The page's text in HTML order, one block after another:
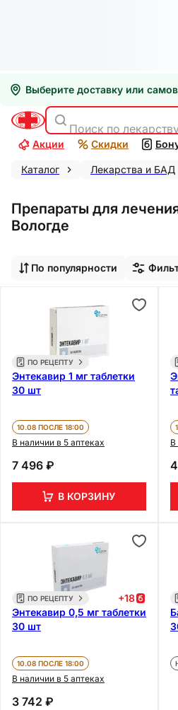
Выберите доставку или
Поиск по
Акции Скидки
Каталог Лекарства и БАД
Препараты для
Вологде
По популярности
ПО РЕЦЕПТУ
Энтекавир 1 мг таблетки
30 шт
10.08 ПОСЛЕ 18:00
В наличии в 5 аптеках
7 496 ₽
В КОРЗИНУ
В
ПО РЕЦЕПТУ +18
Энтекавир 0,5 мг таблетки
30 шт
10.08 ПОСЛЕ 18:00
В наличии в 5 аптеках
3 742 ₽